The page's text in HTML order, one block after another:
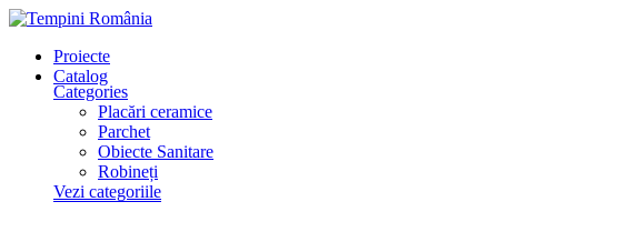
Proiecte
Catalog
Categories
Placări ceramice
Parchet
Obiecte Sanitare
Robineți
Vezi categoriile